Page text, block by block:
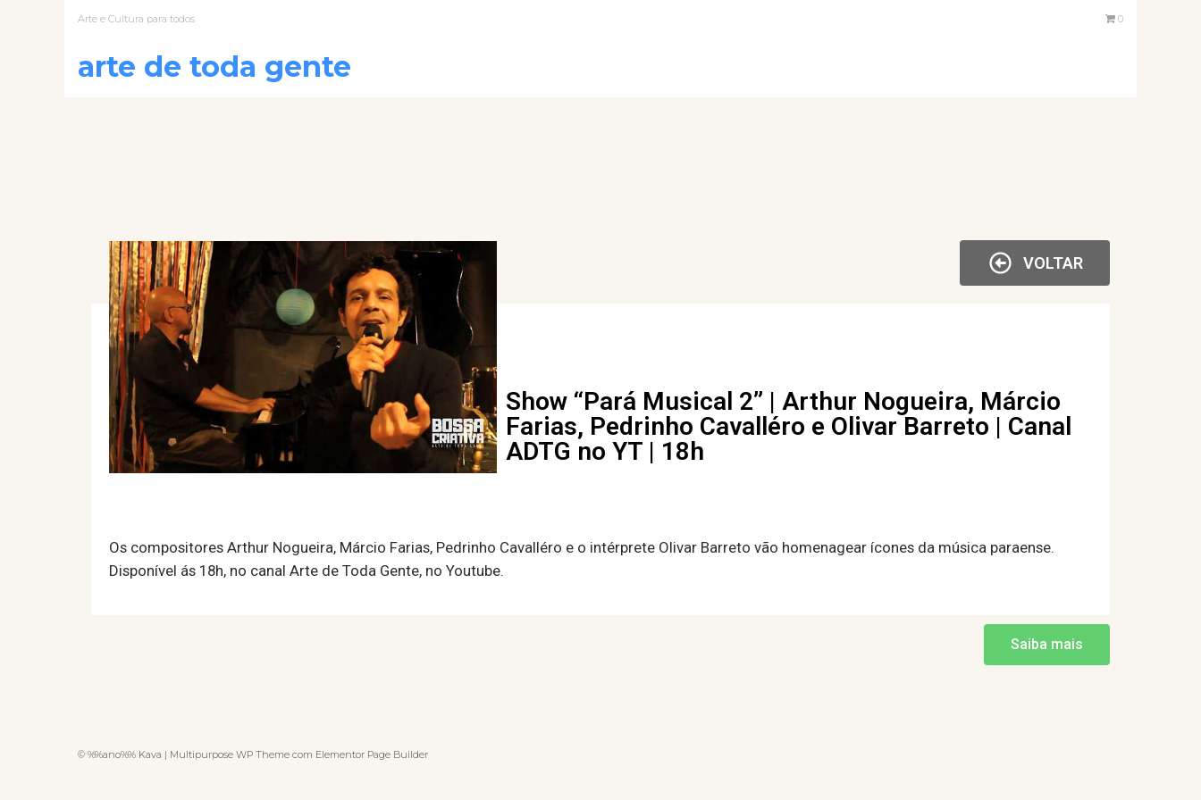
Arte e Cultura para todos 0
arte de toda gente
VOLTAR
Show “Pará Musical 2” | Arthur Nogueira, Márcio
Farias, Pedrinho Cavalléro e Olivar Barreto | Canal
ADTG no YT | 18h
Os compositores Arthur Nogueira, Márcio Farias, Pedrinho Cavalléro e o intérprete Olivar Barreto vão homenagear ícones da música paraense.
Disponível ás 18h, no canal Arte de Toda Gente, no Youtube.
Saiba mais
© %%ano%% Kava | Multipurpose WP Theme com Elementor Page Builder